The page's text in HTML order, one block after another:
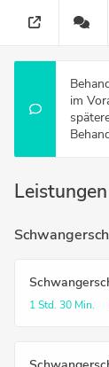
im
1 Std. 30 Min.